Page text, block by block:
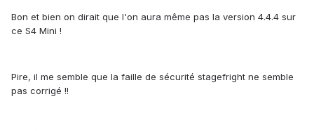
Bon et bien on dirait que l'on aura même pas la version 4.4.4 sur
ce S4 Mini !
Pire, il me semble que la faille de sécurité stagefright ne semble
pas corrigé !!